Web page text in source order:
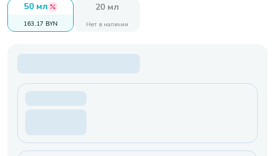
50 мл
163,17 BYN
20 мл
Нет в наличии